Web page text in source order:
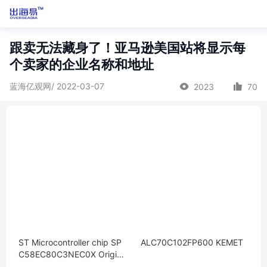
跟卖无法藏身了！亚马逊美国站将显示每
个卖家的企业名称和地址
蓝海亿观网/ 2022-03-07 2023 70
ST Microcontroller chip SP
C58EC80C3NEC0X Origina
ALC70C102FP600 KEMET